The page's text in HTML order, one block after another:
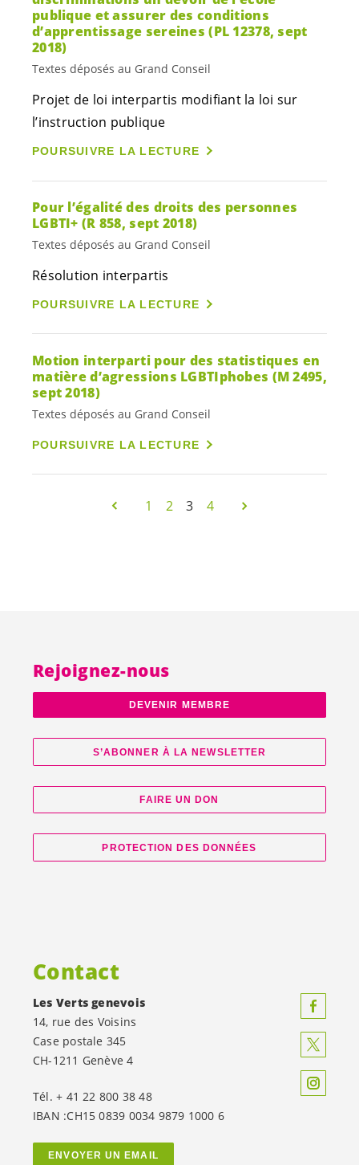
publique et assurer des conditions
d’apprentissage sereines (PL 12378, sept
2018)
Textes déposés au Grand Conseil
Projet de loi interpartis modifiant la loi sur
l’instruction publique
POURSUIVRE LA LECTURE
Pour l’égalité des droits des personnes
LGBTI+ (R 858, sept 2018)
Textes déposés au Grand Conseil
Résolution interpartis
POURSUIVRE LA LECTURE
Motion interparti pour des statistiques en
matière d’agressions LGBTIphobes (M 2495,
sept 2018)
Textes déposés au Grand Conseil
POURSUIVRE LA LECTURE
1 2 3 4
Rejoignez-nous
DEVENIR MEMBRE
S’ABONNER À LA NEWSLETTER
FAIRE UN DON
PROTECTION DES DONNÉES
Contact
Les Verts genevois
14, rue des Voisins
Case postale 345
CH-1211 Genève 4
Tél. + 41 22 800 38 48
IBAN :CH15 0839 0034 9879 1000 6
ENVOYER UN EMAIL